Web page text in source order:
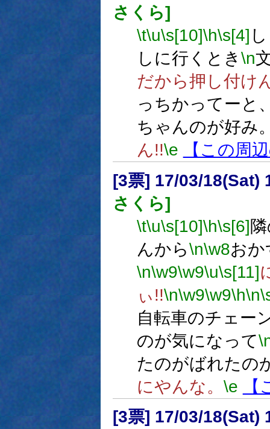
さくら]
\t\u\s[10]\h\s[4]
しに行くとき \n
だから押し付け
っちかってーと
ちゃんのが好み
ん!!\e
【この周
[3票] 17/03/18(Sat)
さくら]
\t\u\s[10]\h\s[6]
んから\n\w8おか
\n\w9\w9\u\s[11]
ぃ!!\n\w9\w9\h\n
自転車のチェー
のが気になって
たのがばれたの
にやんな。 \e
[3票] 17/03/18(Sat)